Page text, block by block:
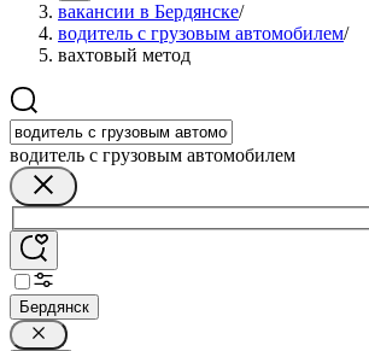
вакансии в Бердянске/
водитель с грузовым автомобилем/
вахтовый метод
водитель с грузовым автомобилем
Бердянск